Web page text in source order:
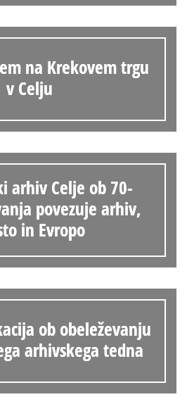
na Krekovem trgu
v Celju
arhiv Celje ob 70-
povezuje arhiv,
in Evropo
ob obeleževanju
arhivskega tedna